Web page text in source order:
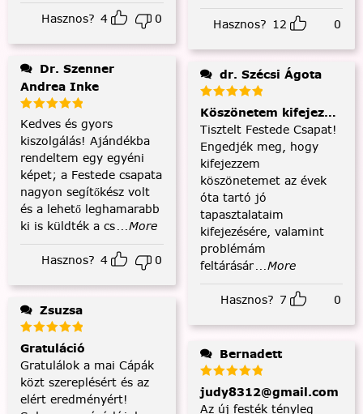
Hasznos? 4 0
Andrea Inke
Kedves és gyors
kiszolgálás! Ajándékba
rendeltem egy egyéni
képet; a Festede csapata
nagyon segítőkész volt
és a lehető leghamarabb
ki is küldték a cs...More
Hasznos? 4 0
Zsuzsa
Gratuláció
Gratulálok a mai Cápák
közt szereplésért és az
elért eredményért!
Hasznos? 12 0
dr. Szécsi Ágota
Köszönetem kifejezése
Tisztelt Festede Csapat!
Engedjék meg, hogy
kifejezzem
köszönetemet az évek
óta tartó jó
tapasztalataim
kifejezésére, valamint
problémám
feltárásár...More
Hasznos? 7 0
Bernadett
judy8312@gmail.com
Az új festék tényleg